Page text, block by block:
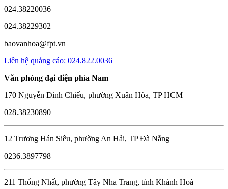
024.38220036
024.38229302
baovanhoa@fpt.vn
Liên hệ quảng cáo: 024.822.0036
Văn phòng đại diện phía Nam
170 Nguyễn Đình Chiểu, phường Xuân Hòa, TP HCM
028.38230890
12 Trương Hán Siêu, phường An Hải, TP Đà Nẵng
0236.3897798
211 Thống Nhất, phường Tây Nha Trang, tỉnh Khánh Hoà